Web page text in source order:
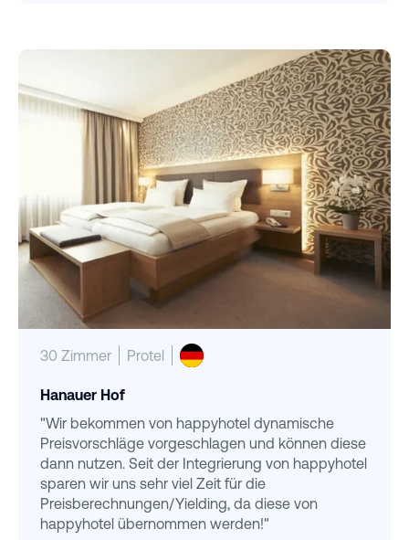
30 Zimmer Protel
Hanauer Hof
"Wir bekommen von happyhotel dynamische
Preisvorschläge vorgeschlagen und können diese
dann nutzen. Seit der Integrierung von happyhotel
sparen wir uns sehr viel Zeit für die
Preisberechnungen/Yielding, da diese von
happyhotel übernommen werden!"